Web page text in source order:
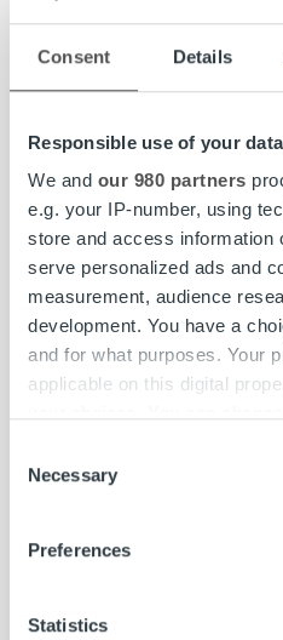
Consent Details
Responsible use of your data
We and our 980 partners
e.g. your IP-number, using
store and access information
serve personalized ads and
measurement, audience
development. You have a
and for what purposes. Your
applicable on this digital
the Privacy trigger icon.
Find out more about how
and set your preferences in
We use cookies to
Selection
Necessary
Preferences
Statistics
https://suomenkuvalehti.fi/
http://www.hs.fi/elama/art-
The Rasmus esittää
supersankarielokuvan-ensi-
esittaa-rendelin-
Episodin elokuva-arvostelu:
http://www.episodi.fi/
Finnkino:
http://www.finnkino.fi/
http://rendelmovie.com/